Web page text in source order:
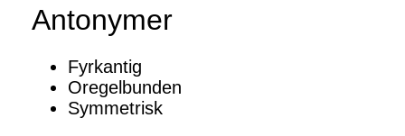
Antonymer
Fyrkantig
Oregelbunden
Symmetrisk